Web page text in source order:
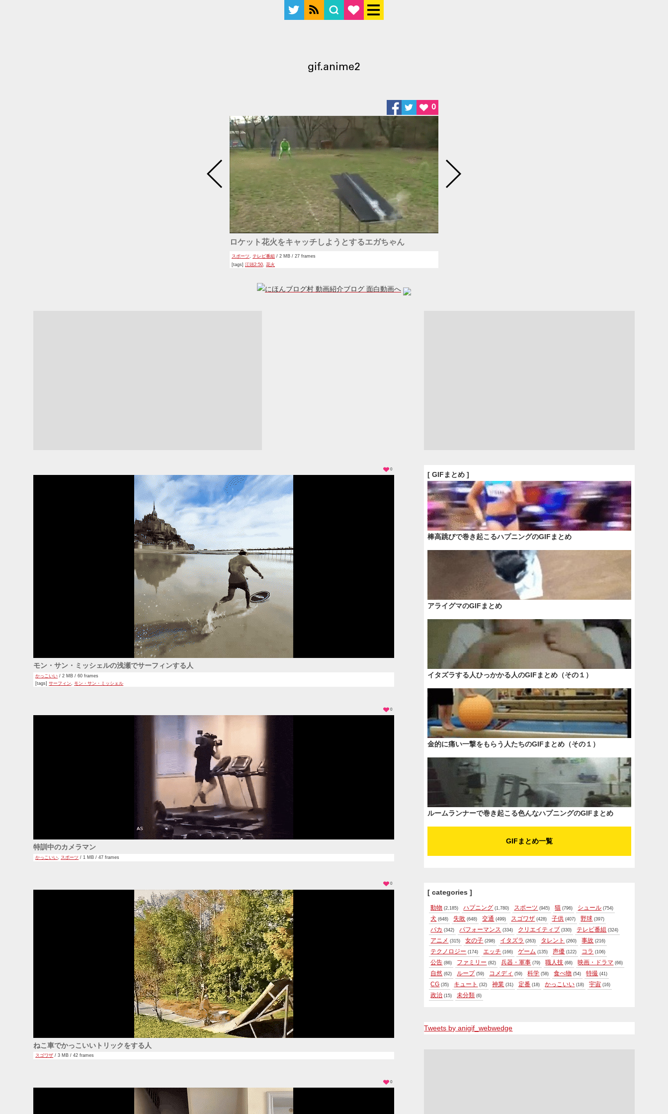
gif.anime2
ロケット花火をキャッチしようとするエガちゃん
スポーツ テレビ番組 / 2 MB / 27 frames
[tags] 江頭2:50 花火
0
モン・サン・ミッシェルの浅瀬でサーフィンする人
かっこいい / 2 MB / 60 frames
[tags]サーフィン ,モン・サン・ミッシェル
0
特訓中のカメラマン
かっこいい スポーツ / 1 MB / 47 frames
0
ねこ車でかっこいいトリックをする人
スゴワザ / 3 MB / 42 frames
0
0
[ GIFまとめ ]
棒高跳びで巻き起こるハプニングのGIFまとめ
アライグマのGIFまとめ
イタズラする人ひっかかる人のGIFまとめ（その１）
金的に痛い一撃をもらう人たちのGIFまとめ（その１）
ルームランナーで巻き起こる色んなハプニングのGIFまとめ
GIFまとめ一覧
[ categories ]
動物 (2,185) ハプニング (1,780) スポーツ (945) 猫 (796) シュール (754)
犬 (648) 失敗 (648) 交通 (499) スゴワザ (428) 子供 (407) 野球 (397)
バカ (342) パフォーマンス (334) クリエイティブ (330) テレビ番組 (324)
アニメ (315) 女の子 (298) イタズラ (263) タレント (260) 事故 (216)
テクノロジー (174) エッチ (166) ゲーム (135) 声優 (122) コラ (106)
公告 (86) ファミリー (82) 兵器・軍事 (79) 職人技 (68) 映画・ドラマ (66)
自然 (62) ループ (59) コメディ (59) 科学 (58) 食べ物 (54) 特撮 (41)
CG (35) キュート (32) 神業 (31) 定番 (18) かっこいい (18) 宇宙 (16)
政治 (15) 未分類 (6)
Tweets by anigif_webwedge